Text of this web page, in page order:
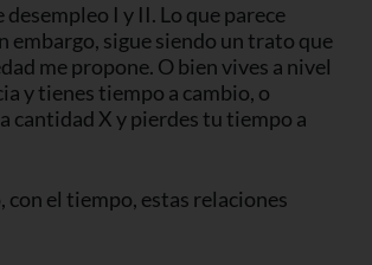
desempleo I y II. Lo que parece
embargo, sigue siendo un trato que
me propone. O bien vives a nivel
y tienes tiempo a cambio, o
cantidad X y pierdes tu tiempo a
con el tiempo, estas relaciones